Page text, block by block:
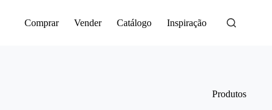
Comprar Vender Catálogo Inspiração
Produtos